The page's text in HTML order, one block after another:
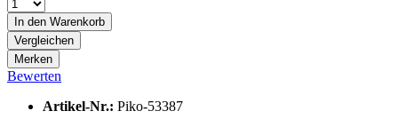
In den Warenkorb
Vergleichen
Merken
Bewerten
Artikel-Nr.: Piko-53387